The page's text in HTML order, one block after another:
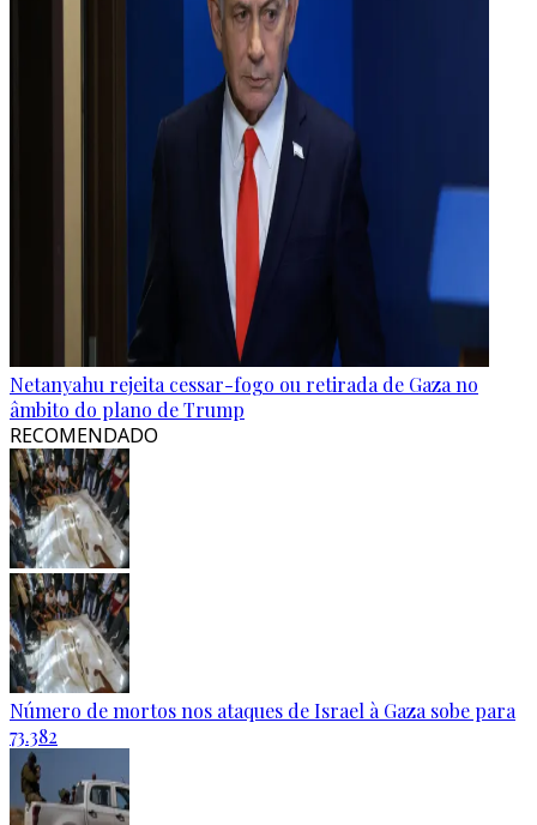
Netanyahu rejeita cessar-fogo ou retirada de Gaza no
âmbito do plano de Trump
RECOMENDADO
Número de mortos nos ataques de Israel à Gaza sobe para
73.382